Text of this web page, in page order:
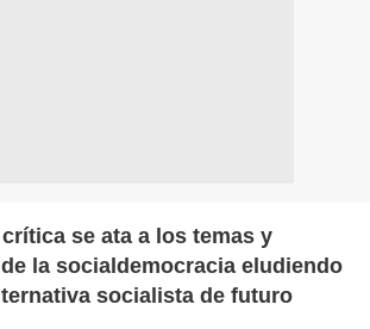
se ata a los temas y
la socialdemocracia eludiendo
socialista de futuro